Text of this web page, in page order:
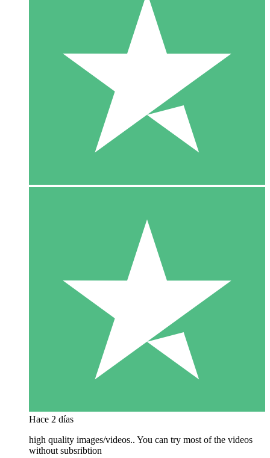
Hace 2 días
high quality images/videos.. You can try most of the videos
without subsribtion